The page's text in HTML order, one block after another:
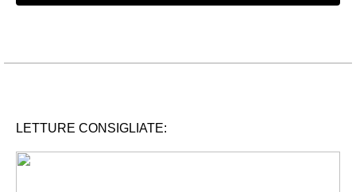
LETTURE CONSIGLIATE: